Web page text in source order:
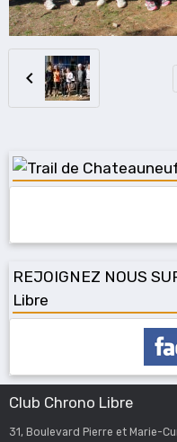
REJOIGNEZ NOUS
Libre
Club Chrono Libre
31, Boulevard Pierre et Marie-